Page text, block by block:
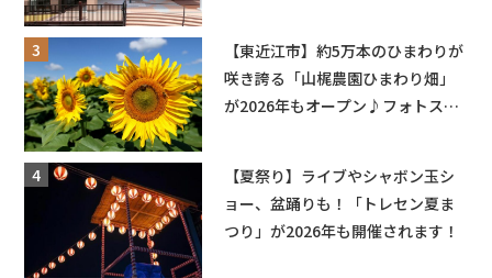
【東近江市】約5万本のひまわりが
咲き誇る「山梶農園ひまわり畑」
が2026年もオープン♪フォトスポ
【夏祭り】ライブやシャボン玉シ
ョー、盆踊りも！「トレセン夏ま
つり」が2026年も開催されます！